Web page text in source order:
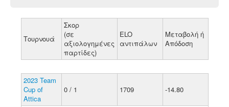
Τουρνουά
Σκορ
(σε
αξιολογημένες
παρτίδες)
ELO
αντιπάλων
Μεταβολή ή
Απόδοση
2023 Team
Cup of
Attica
0 / 1 1709 -14.80